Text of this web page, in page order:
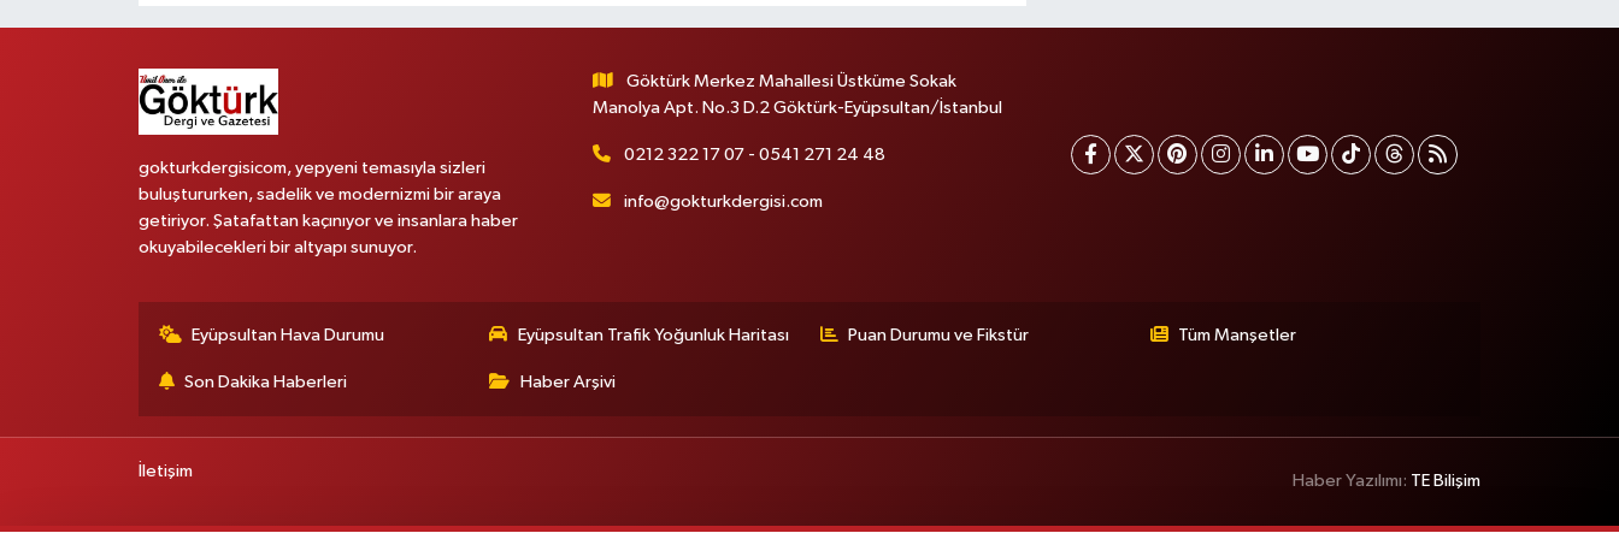
gokturkdergisicom, yepyeni temasıyla sizleri
buluştururken, sadelik ve modernizmi bir araya
getiriyor. Şatafattan kaçınıyor ve insanlara haber
okuyabilecekleri bir altyapı sunuyor.
Göktürk Merkez Mahallesi Üstküme Sokak
Manolya Apt. No.3 D.2 Göktürk-Eyüpsultan/İstanbul
0212 322 17 07 - 0541 271 24 48
info@gokturkdergisi.com
Eyüpsultan Hava Durumu Eyüpsultan Trafik Yoğunluk Haritası Puan Durumu ve Fikstür Tüm Manşetler
Son Dakika Haberleri Haber Arşivi
İletişim
Haber Yazılımı: TE Bilişim